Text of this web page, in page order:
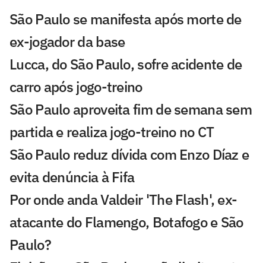
São Paulo se manifesta após morte de
ex-jogador da base
Lucca, do São Paulo, sofre acidente de
carro após jogo-treino
São Paulo aproveita fim de semana sem
partida e realiza jogo-treino no CT
São Paulo reduz dívida com Enzo Díaz e
evita denúncia à Fifa
Por onde anda Valdeir 'The Flash', ex-
atacante do Flamengo, Botafogo e São
Paulo?